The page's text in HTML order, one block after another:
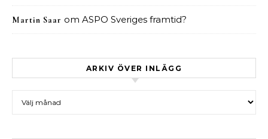
Martin Saar om ASPO Sveriges framtid?
ARKIV ÖVER INLÄGG